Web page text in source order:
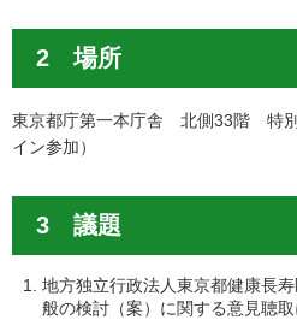
2 場所
東京都庁第一本庁舎 北側33階 特別
イン参加）
3 議題
地方独立行政法人東京都健康長
般の検討（案）に関する意見聴